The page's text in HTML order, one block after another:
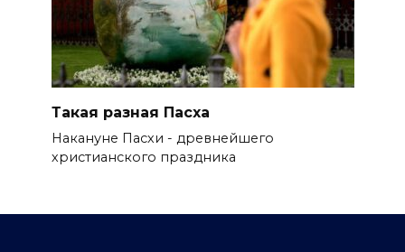
Такая разная Пасха
Накануне Пасхи - древнейшего
христианского праздника